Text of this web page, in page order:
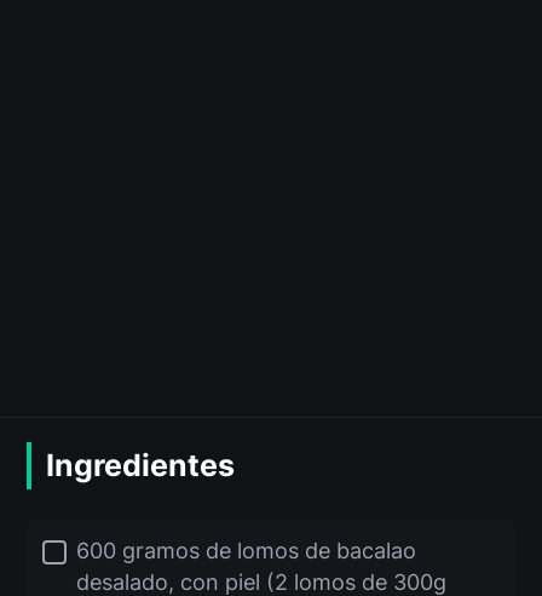
Ingredientes
600 gramos de lomos de bacalao
desalado, con piel (2 lomos de 300g